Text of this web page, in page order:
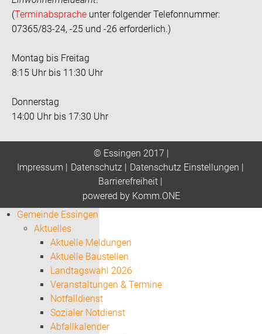
(Terminabsprache unter folgender Telefonnummer:
07365/83-24, -25 und -26 erforderlich.)
Montag bis Freitag
8:15 Uhr bis 11:30 Uhr
Donnerstag
14:00 Uhr bis 17:30 Uhr
© Essingen 2017 |
Impressum | Datenschutz| Datenschutz Einstellungen |
Barrierefreiheit|
powered by Komm.ONE
Gemeinde Essingen
Aktuelles
Aktuelle Meldungen
Aktuelle Baustellen
Landtagswahl 2026
Veranstaltungen & Termine
Notfalldienst
Sozialer Notdienst
Abfallkalender